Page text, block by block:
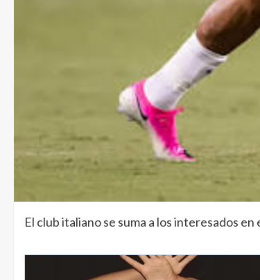
El club italiano se suma a los interesados